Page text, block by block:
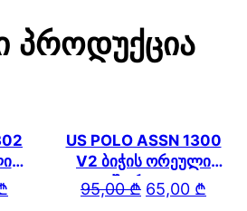
Პროდუქცია
was: 90,00 ₾.
is: 60,00 ₾.
US POLO ASSN 1300
V2 ბიჭის ორეული
შორტით
95,00₾ Original price
65,00 ₾
Current price is: